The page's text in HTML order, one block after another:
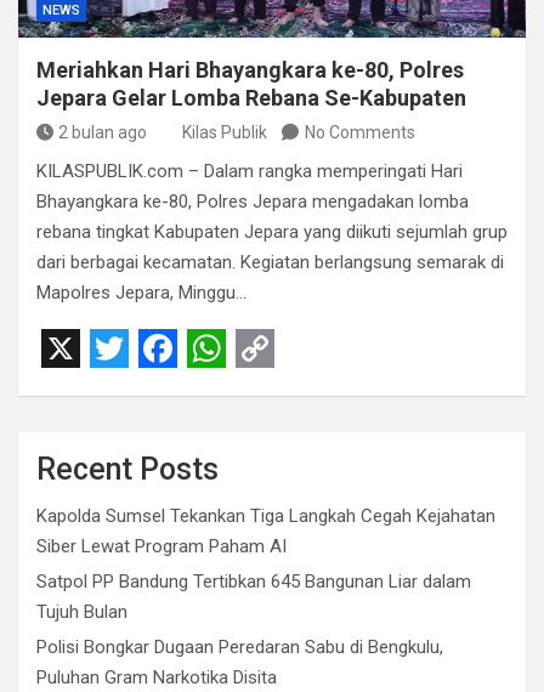
NEWS
Meriahkan Hari Bhayangkara ke-80, Polres
Jepara Gelar Lomba Rebana Se-Kabupaten
2 bulan ago Kilas Publik No Comments
KILASPUBLIK.com – Dalam rangka memperingati Hari
Bhayangkara ke-80, Polres Jepara mengadakan lomba
rebana tingkat Kabupaten Jepara yang diikuti sejumlah grup
dari berbagai kecamatan. Kegiatan berlangsung semarak di
Mapolres Jepara, Minggu…
X T
i
t
t
e
r
F
c
e
b
o
k
W
a
t
s
A
p
C
y
L
i
k
Recent Posts
Kapolda Sumsel Tekankan Tiga Langkah Cegah Kejahatan
Siber Lewat Program Paham AI
Satpol PP Bandung Tertibkan 645 Bangunan Liar dalam
Tujuh Bulan
Polisi Bongkar Dugaan Peredaran Sabu di Bengkulu,
Puluhan Gram Narkotika Disita